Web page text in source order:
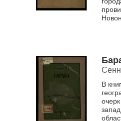
В